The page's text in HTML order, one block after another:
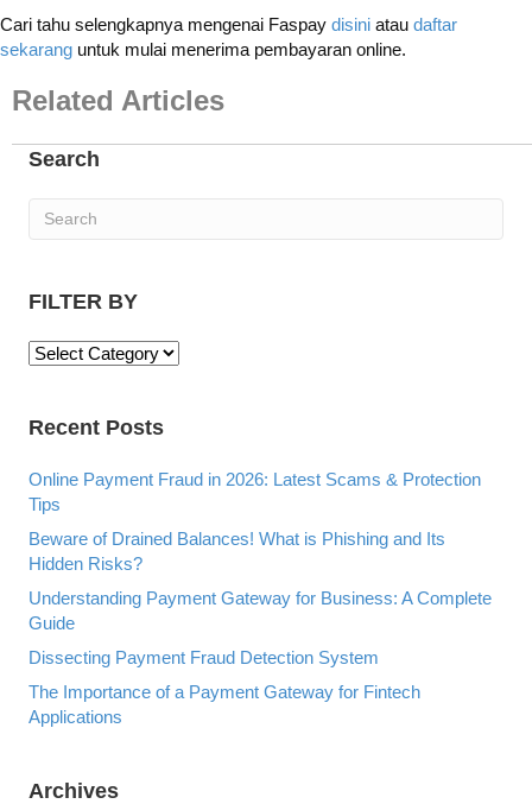
Cari tahu selengkapnya mengenai Faspay disini atau daftar
sekarang untuk mulai menerima pembayaran online.
Related Articles
Search
FILTER BY
F
T
R
B
Y
Recent Posts
Online Payment Fraud in 2026: Latest Scams & Protection
Tips
Beware of Drained Balances! What is Phishing and Its
Hidden Risks?
Understanding Payment Gateway for Business: A Complete
Guide
Dissecting Payment Fraud Detection System
The Importance of a Payment Gateway for Fintech
Applications
Archives